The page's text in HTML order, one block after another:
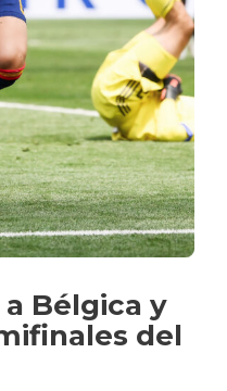
Bélgica y
del